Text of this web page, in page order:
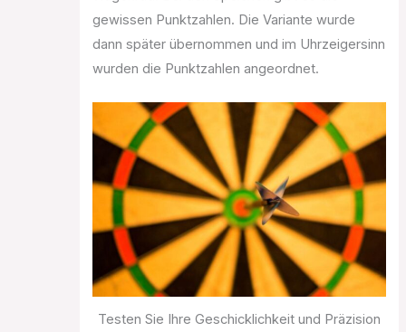
gewissen Punktzahlen. Die Variante wurde
dann später übernommen und im Uhrzeigersinn
wurden die Punktzahlen angeordnet.
Testen Sie Ihre Geschicklichkeit und Präzision